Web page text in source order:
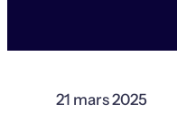
21 mars 2025